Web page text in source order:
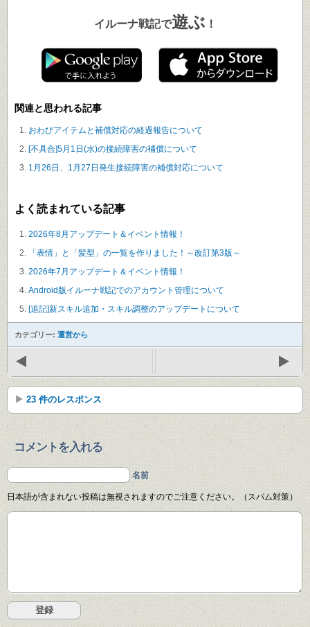
イルーナ戦記で遊ぶ ！
関連と思われる記事
おわびアイテムと補償対応の経過報告について
[不具合]5月1日(水)の接続障害の補償について
1月26日、1月27日発生接続障害の補償対応について
よく読まれている記事
2026年8月アップデート＆イベント情報！
「表情」と「髪型」の一覧を作りました！～改訂第3版～
2026年7月アップデート＆イベント情報！
Android版イルーナ戦記でのアカウント管理について
[追記]新スキル追加・スキル調整のアップデートについて
カテゴリー: 運営から
23 件のレスポンス
コメントを入れる
名前
日本語が含まれない投稿は無視されますのでご注意ください。（スパム対策）